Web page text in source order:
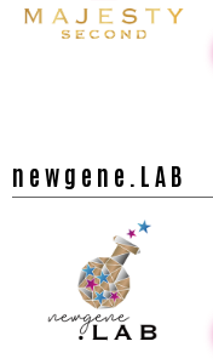
newgene.LAB